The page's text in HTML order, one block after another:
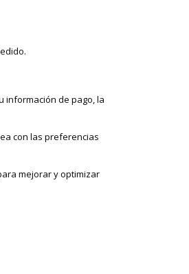
información de pago, la
con las preferencias
mejorar y optimizar